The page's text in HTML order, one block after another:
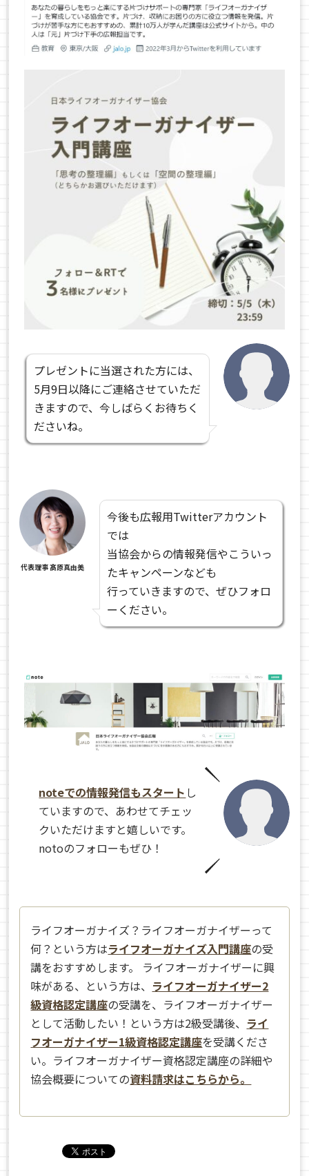
プレゼントに当選された方には、
5月9日以降にご連絡させていただ
きますので、今しばらくお待ちく
ださいね。
代表理事 髙原真由美
今後も広報用Twitterアカウント
では
当協会からの情報発信やこういっ
たキャンペーンなども
行っていきますので、ぜひフォロ
ーください。
noteでの情報発信もスタート し
ていますので、あわせてチェッ
クいただけますと嬉しいです。
notoのフォローもぜひ！
ライフオーガナイズ？ライフオーガナイザーって
何？という方はライフオーガナイズ入門講座の受
講をおすすめします。 ライフオーガナイザーに興
味がある、という方は、 ライフオーガナイザー2
級資格認定講座の受講を、ライフオーガナイザー
として活動したい！という方は2級受講後、 ライ
フオーガナイザー1級資格認定講座を受講くださ
い。ライフオーガナイザー資格認定講座の詳細や
協会概要についての資料請求はこちらから。